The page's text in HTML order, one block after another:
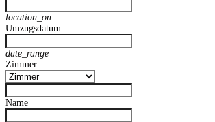
location_on
Umzugsdatum
date_range
Zimmer
Name